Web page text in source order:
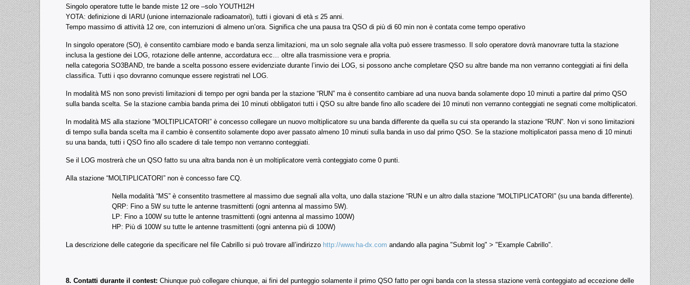
Singolo operatore tutte le bande miste 12 ore –solo YOUTH12H
YOTA: definizione di IARU (unione internazionale radioamatori), tutti i giovani di età ≤ 25 anni.
Tempo massimo di attività 12 ore, con interruzioni di almeno un’ora. Significa che una pausa tra QSO di più di 60 min non è contata come tempo operativo
In singolo operatore (SO), è consentito cambiare modo e banda senza limitazioni, ma un solo segnale alla volta può essere trasmesso. Il solo operatore dovrà manovrare tutta la stazione
inclusa la gestione dei LOG, rotazione delle antenne, accordatura ecc… oltre alla trasmissione vera e propria.
nella categoria SO3BAND, tre bande a scelta possono essere evidenziate durante l’invio dei LOG, si possono anche completare QSO su altre bande ma non verranno conteggiati ai fini della
classifica. Tutti i qso dovranno comunque essere registrati nel LOG.
In modalità MS non sono previsti limitazioni di tempo per ogni banda per la stazione “RUN” ma è consentito cambiare ad una nuova banda solamente dopo 10 minuti a partire dal primo QSO
sulla banda scelta. Se la stazione cambia banda prima dei 10 minuti obbligatori tutti i QSO su altre bande fino allo scadere dei 10 minuti non verranno conteggiati ne segnati come moltiplicatori.
In modalità MS alla stazione “MOLTIPLICATORI” è concesso collegare un nuovo moltiplicatore su una banda differente da quella su cui sta operando la stazione “RUN”. Non vi sono limitazioni
di tempo sulla banda scelta ma il cambio è consentito solamente dopo aver passato almeno 10 minuti sulla banda in uso dal primo QSO. Se la stazione moltiplicatori passa meno di 10 minuti
su una banda, tutti i QSO fino allo scadere di tale tempo non verranno conteggiati.
Se il LOG mostrerà che un QSO fatto su una altra banda non è un moltiplicatore verrà conteggiato come 0 punti.
Alla stazione “MOLTIPLICATORI” non è concesso fare CQ.
Nella modalità “MS” è consentito trasmettere al massimo due segnali alla volta, uno dalla stazione “RUN e un altro dalla stazione “MOLTIPLICATORI” (su una banda differente).
QRP: Fino a 5W su tutte le antenne trasmittenti (ogni antenna al massimo 5W).
LP: Fino a 100W su tutte le antenne trasmittenti (ogni antenna al massimo 100W)
HP: Più di 100W su tutte le antenne trasmittenti (ogni antenna più di 100W)
La descrizione delle categorie da specificare nel file Cabrillo si può trovare all’indirizzo http://www.ha-dx.com andando alla pagina "Submit log" > "Example Cabrillo".
8. Contatti durante il contest: Chiunque può collegare chiunque, ai fini del punteggio solamente il primo QSO fatto per ogni banda con la stessa stazione verrà conteggiato ad eccezione delle